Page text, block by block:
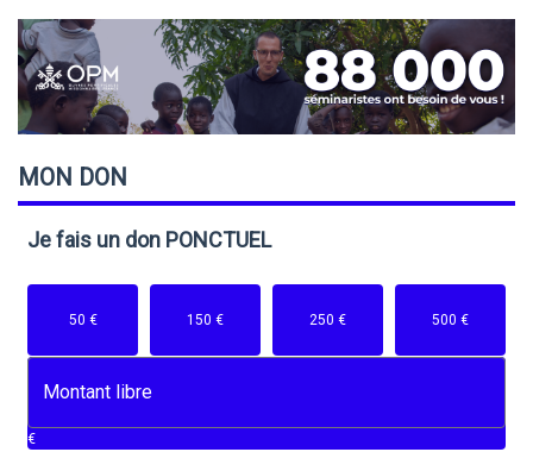
MON DON
Je fais un don PONCTUEL
50 € 150 € 250 € 500 €
€